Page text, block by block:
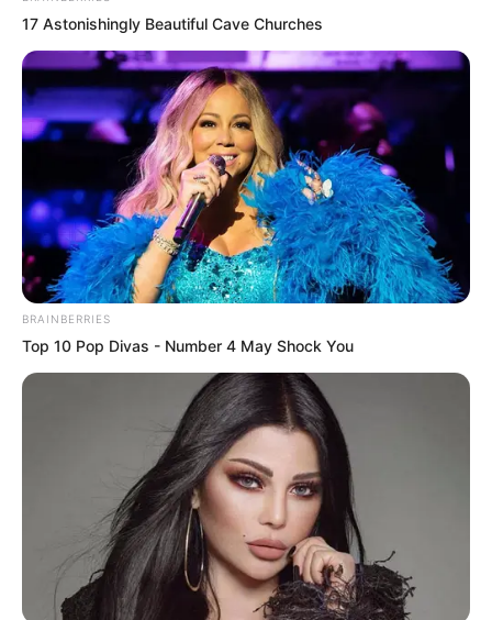
CONTENIDO PROMOCIONADO
Top 8 Movies Based On Real Life. You
Have To Watch Them!